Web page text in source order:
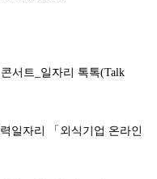
서트_일자리 톡톡(Talk
일자리 「외식기업 온라인